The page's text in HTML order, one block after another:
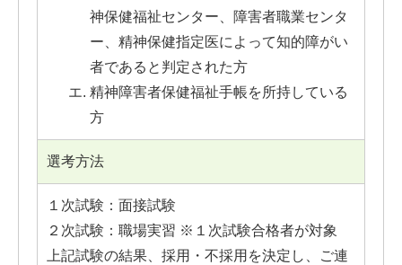
神保健福祉センター、障害者職業センタ
ー、精神保健指定医によって知的障がい
者であると判定された方
精神障害者保健福祉手帳を所持している
方
選考方法
１次試験：面接試験
２次試験：職場実習 ※１次試験合格者が対象
上記試験の結果、採用・不採用を決定し、ご連